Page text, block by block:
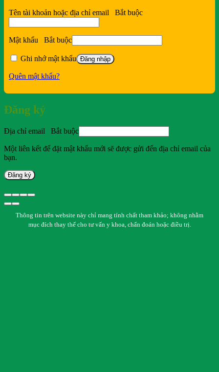
Tên tài khoản hoặc địa chỉ email Bắt buộc
Mật khẩu Bắt buộc
Ghi nhớ mật khẩu Đăng nhập
Quên mật khẩu?
Đăng ký
Địa chỉ email Bắt buộc
Một liên kết để đặt mật khẩu mới sẽ được gửi đến địa chỉ email của
bạn.
Đăng ký
Thông tin trên website này chỉ mang tính chất tham khảo; không nhằm
mục đích thay thế cho tư vấn y khoa, chẩn đoán hoặc điều trị.